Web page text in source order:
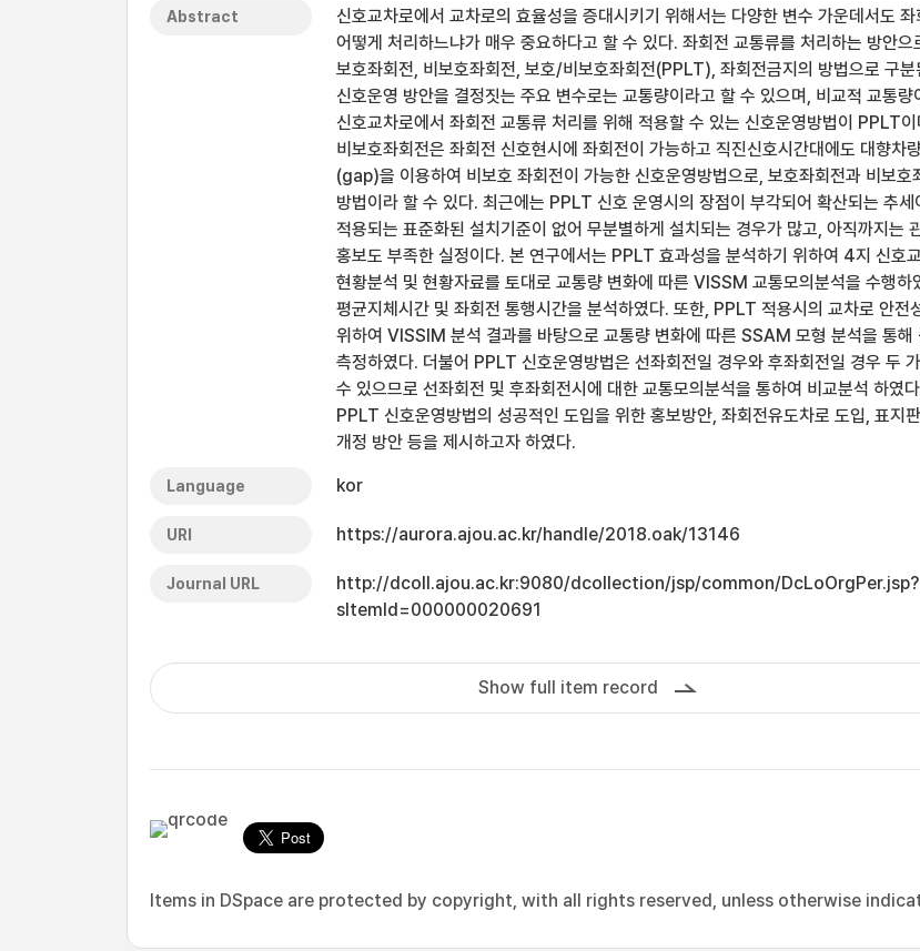
Abstract
신호교차로에서 교차로의 효율성을 증대시키기 위해서는 다양한 변수 가운데서도 좌
어떻게 처리하느냐가 매우 중요하다고 할 수 있다. 좌회전 교통류를 처리하는 방안으
보호좌회전, 비보호좌회전, 보호/비보호좌회전(PPLT), 좌회전금지의 방법으로 구분
신호운영 방안을 결정짓는 주요 변수로는 교통량이라고 할 수 있으며, 비교적 교통량
신호교차로에서 좌회전 교통류 처리를 위해 적용할 수 있는 신호운영방법이 PPLT
비보호좌회전은 좌회전 신호현시에 좌회전이 가능하고 직진신호시간대에도 대향차
(gap)을 이용하여 비보호 좌회전이 가능한 신호운영방법으로, 보호좌회전과 비보호
방법이라 할 수 있다. 최근에는 PPLT 신호 운영시의 장점이 부각되어 확산되는 추세
적용되는 표준화된 설치기준이 없어 무분별하게 설치되는 경우가 많고, 아직까지는
홍보도 부족한 실정이다. 본 연구에서는 PPLT 효과성을 분석하기 위하여 4지 신호
현황분석 및 현황자료를 토대로 교통량 변화에 따른 VISSM 교통모의분석을 수행하
평균지체시간 및 좌회전 통행시간을 분석하였다. 또한, PPLT 적용시의 교차로 안전
위하여 VISSIM 분석 결과를 바탕으로 교통량 변화에 따른 SSAM 모형 분석을 통해
측정하였다. 더불어 PPLT 신호운영방법은 선좌회전일 경우와 후좌회전일 경우 두
수 있으므로 선좌회전 및 후좌회전시에 대한 교통모의분석을 통하여 비교분석 하였
PPLT 신호운영방법의 성공적인 도입을 위한 홍보방안, 좌회전유도차로 도입, 표지
개정 방안 등을 제시하고자 하였다.
Language kor
URI https://aurora.ajou.ac.kr/handle/2018.oak/13146
Journal URL
http://dcoll.ajou.ac.kr:9080/dcollection/jsp/common/DcLoOrgPer.jsp?
sItemId=000000020691
Show full item record
Items in DSpace are protected by copyright, with all rights reserved, unless otherwise